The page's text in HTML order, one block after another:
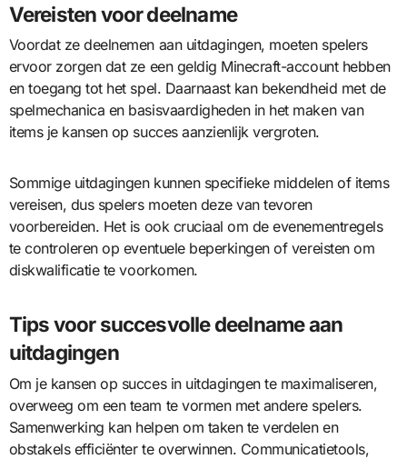
Vereisten voor deelname
Voordat ze deelnemen aan uitdagingen, moeten spelers
ervoor zorgen dat ze een geldig Minecraft-account hebben
en toegang tot het spel. Daarnaast kan bekendheid met de
spelmechanica en basisvaardigheden in het maken van
items je kansen op succes aanzienlijk vergroten.
Sommige uitdagingen kunnen specifieke middelen of items
vereisen, dus spelers moeten deze van tevoren
voorbereiden. Het is ook cruciaal om de evenementregels
te controleren op eventuele beperkingen of vereisten om
diskwalificatie te voorkomen.
Tips voor succesvolle deelname aan
uitdagingen
Om je kansen op succes in uitdagingen te maximaliseren,
overweeg om een team te vormen met andere spelers.
Samenwerking kan helpen om taken te verdelen en
obstakels efficiënter te overwinnen. Communicatietools,